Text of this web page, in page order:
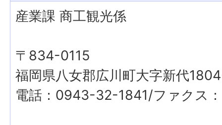
産業課 商工観光係
〒834-0115
福岡県八女郡広川町大字新代
電話：0943-32-1841/ファクス